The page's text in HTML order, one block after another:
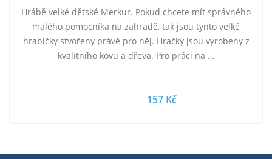
Hrábě velké dětské Merkur. Pokud chcete mít správného
malého pomocníka na zahradě, tak jsou tynto velké
hrabičky stvořeny právě pro něj. Hračky jsou vyrobeny z
kvalitního kovu a dřeva. Pro práci na …
157 Kč